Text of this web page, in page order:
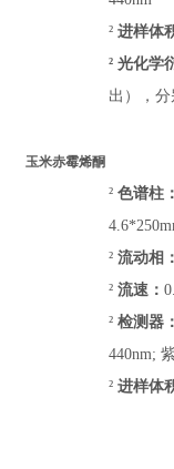
²进样体
²光化学
出），
玉米赤霉烯酮
²色谱柱
²流动相：
²流速：
²检测器
440nm;
²进样体